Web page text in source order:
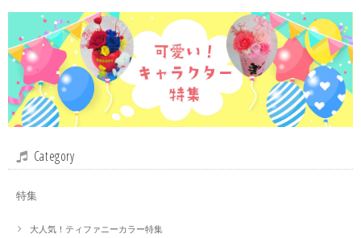
Category
特集
大人気！ティファニーカラー特集